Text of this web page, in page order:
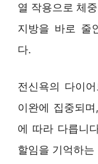
열 작용으로 체
지방을 바로 줄
다.
전신욕의 다이
이완에 집중되
에 따라 다릅니
할임을 기억하